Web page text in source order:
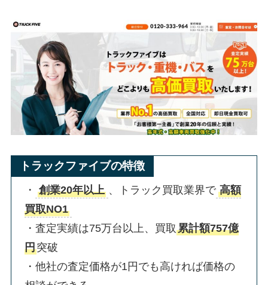
トラックファイブの特徴
・ 創業20年以上 、トラック買取業界で 高額
買取NO1
・査定実績は75万台以上、買取累計額757億
円突破
・他社の査定価格が1円でも高ければ価格の